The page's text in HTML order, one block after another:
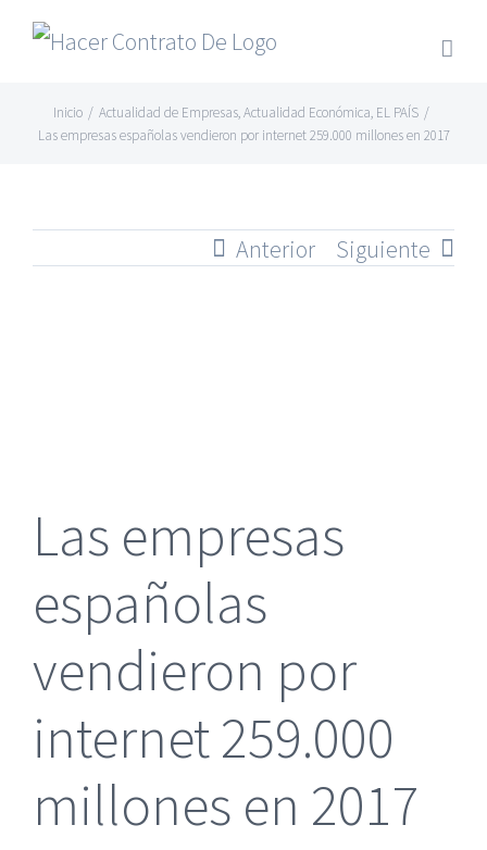
Skip
Inicio / Actualidad de Empresas,Actualidad Económica, EL PAÍS /
Las empresas españolas vendieron por internet 259.000 millones en 2017
Anterior Siguiente
Las empresas
españolas
vendieron por
internet 259.000
millones en 2017